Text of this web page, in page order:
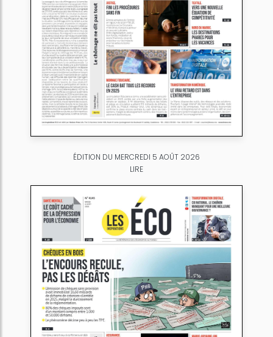
ÉDITION DU MERCREDI 5 AOÛT 2026
LIRE